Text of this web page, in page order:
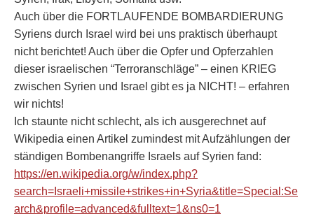
Auch über die FORTLAUFENDE BOMBARDIERUNG
Syriens durch Israel wird bei uns praktisch überhaupt
nicht berichtet! Auch über die Opfer und Opferzahlen
dieser israelischen “Terroranschläge” – einen KRIEG
zwischen Syrien und Israel gibt es ja NICHT! – erfahren
wir nichts!
Ich staunte nicht schlecht, als ich ausgerechnet auf
Wikipedia einen Artikel zumindest mit Aufzählungen der
ständigen Bombenangriffe Israels auf Syrien fand:
https://en.wikipedia.org/w/index.php?
search=Israeli+missile+strikes+in+Syria&title=Special:Se
arch&profile=advanced&fulltext=1&ns0=1